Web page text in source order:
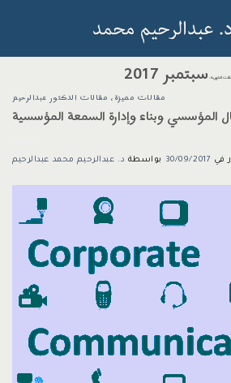
الشهرية: سبتمبر 2017
مقالات مميزة، مقالات الدكتور عبدالرحيم
المؤسسي وبناء وإدارة السمعة المؤسسية
في 30/09/2017 بواسطة د. عبدالرحيم محمد عبدالرحيم